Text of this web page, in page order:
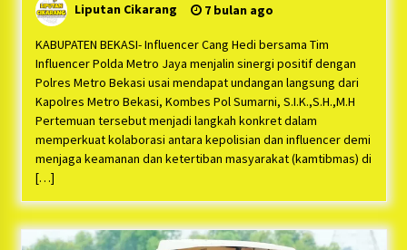
Liputan Cikarang 7 bulan ago
KABUPATEN BEKASI- Influencer Cang Hedi bersama Tim
Influencer Polda Metro Jaya menjalin sinergi positif dengan
Polres Metro Bekasi usai mendapat undangan langsung dari
Kapolres Metro Bekasi, Kombes Pol Sumarni, S.I.K.,S.H.,M.H
Pertemuan tersebut menjadi langkah konkret dalam
memperkuat kolaborasi antara kepolisian dan influencer demi
menjaga keamanan dan ketertiban masyarakat (kamtibmas) di
[…]